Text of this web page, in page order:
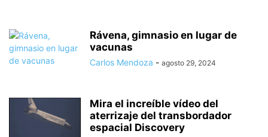
Rávena, gimnasio en lugar de
vacunas
Carlos Mendoza - agosto 29, 2024
Mira el increíble vídeo del
aterrizaje del transbordador
espacial Discovery